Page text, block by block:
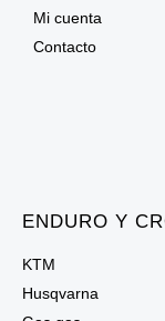
Mi cuenta
Contacto
ENDURO Y
KTM
Husqvarna